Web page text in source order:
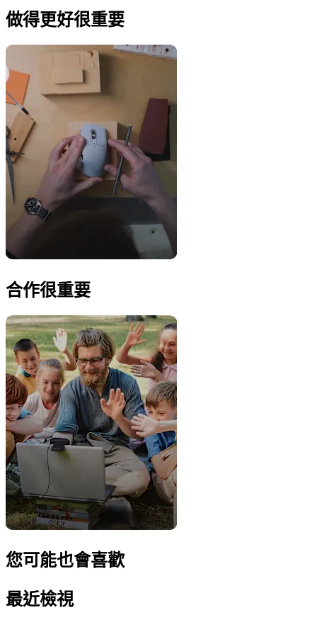
做得更好很重要
合作很重要
您可能也會喜歡
最近檢視